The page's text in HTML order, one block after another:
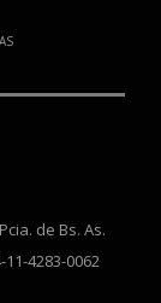
de Bs. As.
4283-0062